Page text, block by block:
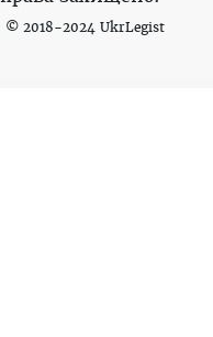
© 2018-2024 UkrLegist